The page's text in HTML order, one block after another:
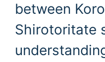
between
Shirotoritate